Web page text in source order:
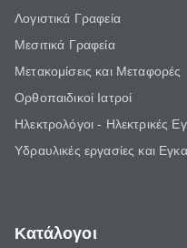
Λογιστικά Γραφεία
Μεσιτικά Γραφεία
Μετακομίσεις και Μεταφορές
Ορθοπαιδικοί Ιατροί
Ηλεκτρολόγοι - Ηλεκτρικές
Υδραυλικές εργασίες και
Κατάλογοι